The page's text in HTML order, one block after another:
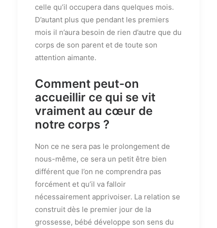
celle qu’il occupera dans quelques mois.
D’autant plus que pendant les premiers
mois il n’aura besoin de rien d’autre que du
corps de son parent et de toute son
attention aimante.
Comment peut-on
accueillir ce qui se vit
vraiment au cœur de
notre corps ?
Non ce ne sera pas le prolongement de
nous-même, ce sera un petit être bien
différent que l’on ne comprendra pas
forcément et qu’il va falloir
nécessairement apprivoiser. La relation se
construit dès le premier jour de la
grossesse, bébé développe son sens du